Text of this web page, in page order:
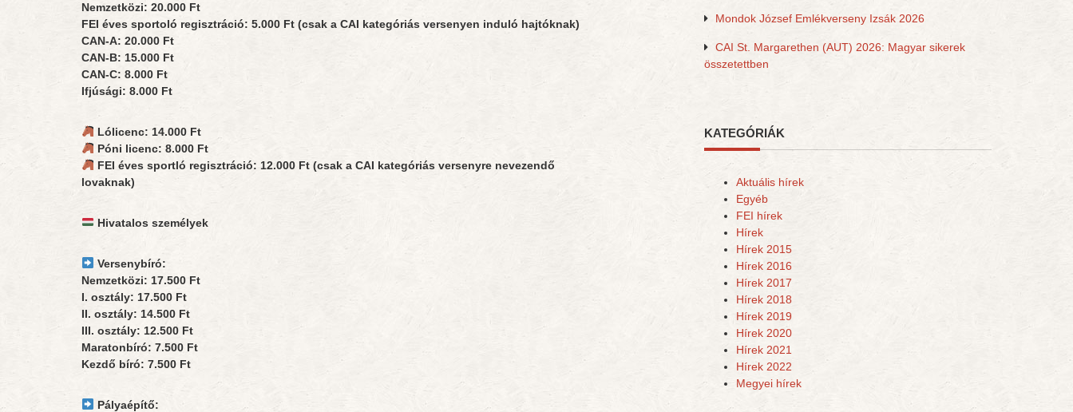
Nemzetközi: 20.000 Ft
FEI éves sportoló regisztráció: 5.000 Ft (csak a CAI kategóriás versenyen induló hajtóknak)
CAN-A: 20.000 Ft
CAN-B: 15.000 Ft
CAN-C: 8.000 Ft
Ifjúsági: 8.000 Ft
Lólicenc: 14.000 Ft
Póni licenc: 8.000 Ft
FEI éves sportló regisztráció: 12.000 Ft (csak a CAI kategóriás versenyre nevezendő
lovaknak)
Hivatalos személyek
Versenybíró:
Nemzetközi: 17.500 Ft
I. osztály: 17.500 Ft
II. osztály: 14.500 Ft
III. osztály: 12.500 Ft
Maratonbíró: 7.500 Ft
Kezdő bíró: 7.500 Ft
Pályaépítő:
Mondok József Emlékverseny Izsák 2026
CAI St. Margarethen (AUT) 2026: Magyar sikerek
összetettben
KATEGÓRIÁK
Aktuális hírek
Egyéb
FEI hírek
Hírek
Hírek 2015
Hírek 2016
Hírek 2017
Hírek 2018
Hírek 2019
Hírek 2020
Hírek 2021
Hírek 2022
Megyei hírek